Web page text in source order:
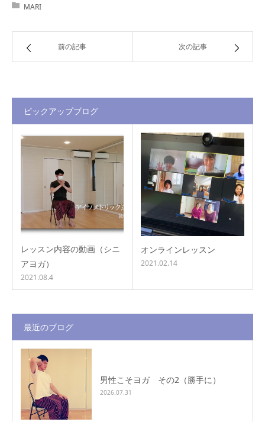
MARI
前の記事 次の記事
ピックアップブログ
レッスン内容の動画（シニ
アヨガ）
2021.08.4
オンラインレッスン
2021.02.14
最近のブログ
男性こそヨガ その2（勝手に）
2026.07.31